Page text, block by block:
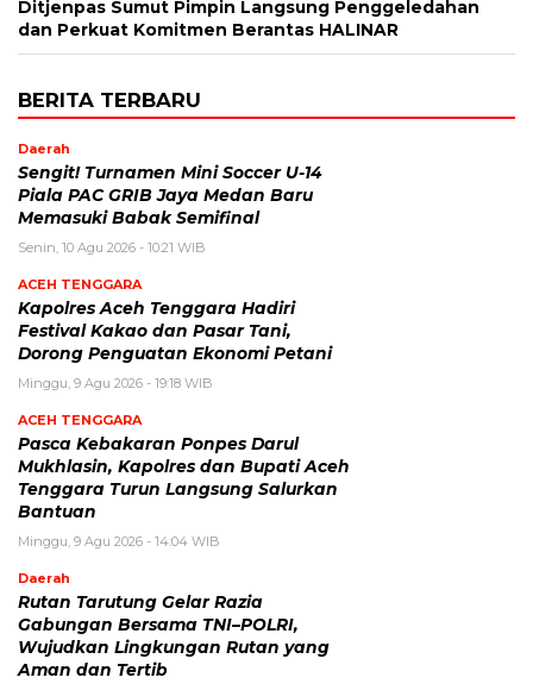
Ditjenpas Sumut Pimpin Langsung Penggeledahan
dan Perkuat Komitmen Berantas HALINAR
BERITA TERBARU
Daerah
Sengit! Turnamen Mini Soccer U-14
Piala PAC GRIB Jaya Medan Baru
Memasuki Babak Semifinal
Senin, 10 Agu 2026 - 10:21 WIB
ACEH TENGGARA
Kapolres Aceh Tenggara Hadiri
Festival Kakao dan Pasar Tani,
Dorong Penguatan Ekonomi Petani
Minggu, 9 Agu 2026 - 19:18 WIB
ACEH TENGGARA
Pasca Kebakaran Ponpes Darul
Mukhlasin, Kapolres dan Bupati Aceh
Tenggara Turun Langsung Salurkan
Bantuan
Minggu, 9 Agu 2026 - 14:04 WIB
Daerah
Rutan Tarutung Gelar Razia
Gabungan Bersama TNI–POLRI,
Wujudkan Lingkungan Rutan yang
Aman dan Tertib